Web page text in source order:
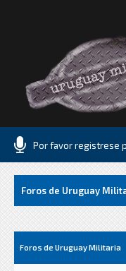
Por favor registrese
Foros de Uruguay
Foros de Uruguay Militaria